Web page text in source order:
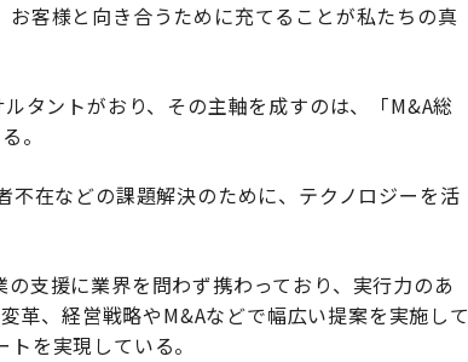
客様と向き合うために充てることが私たちの真
タントがおり、その主軸を成すのは、「M&A総
。
在などの課題解決のために、テクノロジーを活
支援に業界を問わず携わっており、実行力のあ
革、経営戦略やM&Aなどで幅広い提案を実施して
を実現している。